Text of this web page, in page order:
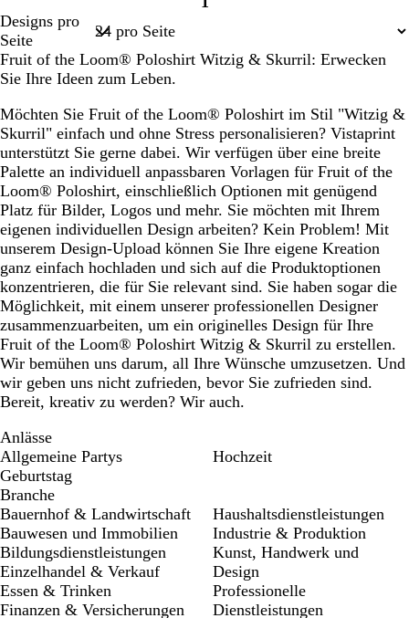
Seite
Designs pro
Seite
Fruit of the Loom® Poloshirt Witzig & Skurril: Erwecken
Sie Ihre Ideen zum Leben.
Möchten Sie Fruit of the Loom® Poloshirt im Stil "Witzig &
Skurril" einfach und ohne Stress personalisieren? Vistaprint
unterstützt Sie gerne dabei. Wir verfügen über eine breite
Palette an individuell anpassbaren Vorlagen für Fruit of the
Loom® Poloshirt, einschließlich Optionen mit genügend
Platz für Bilder, Logos und mehr. Sie möchten mit Ihrem
eigenen individuellen Design arbeiten? Kein Problem! Mit
unserem Design-Upload können Sie Ihre eigene Kreation
ganz einfach hochladen und sich auf die Produktoptionen
konzentrieren, die für Sie relevant sind. Sie haben sogar die
Möglichkeit, mit einem unserer professionellen Designer
zusammenzuarbeiten, um ein originelles Design für Ihre
Fruit of the Loom® Poloshirt Witzig & Skurril zu erstellen.
Wir bemühen uns darum, all Ihre Wünsche umzusetzen. Und
wir geben uns nicht zufrieden, bevor Sie zufrieden sind.
Bereit, kreativ zu werden? Wir auch.
Anlässe
Allgemeine Partys
Geburtstag
Hochzeit
Branche
Bauernhof & Landwirtschaft
Bauwesen und Immobilien
Bildungsdienstleistungen
Einzelhandel & Verkauf
Essen & Trinken
Finanzen & Versicherungen
Haushaltsdienstleistungen
Industrie & Produktion
Kunst, Handwerk und
Design
Professionelle
Dienstleistungen